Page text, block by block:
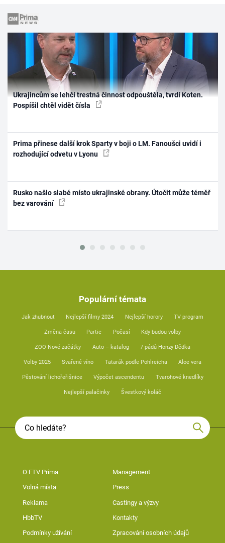
Ukrajincům se lehčí trestná činnost odpouštěla, tvrdí Koten.
Pospíšil chtěl vidět čísla
Prima přinese další krok Sparty v boji o LM. Fanoušci uvidí i
rozhodující odvetu v Lyonu
Rusko našlo slabé místo ukrajinské obrany. Útočit může téměř
bez varování
Populární témata
Jak zhubnout Nejlepší filmy 2024 Nejlepší horory TV program
Změna času Partie Počasí Kdy budou volby
ZOO Nové začátky Auto – katalog 7 pádů Honzy Dědka
Volby 2025 Svařené víno Tatarák podle Pohlreicha Aloe vera
Pěstování lichořeřišnice Výpočet ascendentu Tvarohové knedlíky
Nejlepší palačinky Švestkový koláč
O FTV Prima Management
Volná místa Press
Reklama Castingy a výzvy
HbbTV Kontakty
Podmínky užívání Zpracování osobních údajů